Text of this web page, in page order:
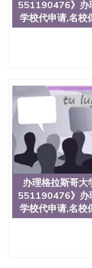
科、金融专业 1
信息，给出操作
材料； 3、留服
交时间，公司人
结构（包括：水
银，LOGO烫金
镭射，紫外荧
对照。质量得
海外学校留学中
各大院校的（毕
业证，录取通知
新信息， 能够在
寸大小，纸张材
原版实物，以求
们在保证合理定
质和效率不断优
咨询顾问：Sam
信:551190476
551190476》办
学校代申请,名校
办理格拉斯哥
551190476》办
学校代申请,名校